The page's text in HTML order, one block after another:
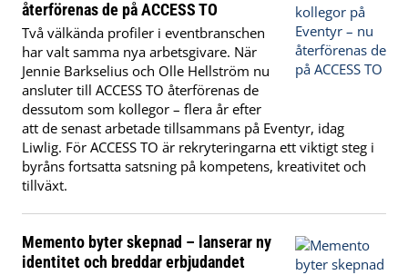
återförenas de på ACCESS TO
Två välkända profiler i eventbranschen
har valt samma nya arbetsgivare. När
Jennie Barkselius och Olle Hellström nu
ansluter till ACCESS TO återförenas de
dessutom som kollegor – flera år efter
att de senast arbetade tillsammans på Eventyr, idag
Liwlig. För ACCESS TO är rekryteringarna ett viktigt steg i
byråns fortsatta satsning på kompetens, kreativitet och
tillväxt.
Memento byter skepnad – lanserar ny
identitet och breddar erbjudandet